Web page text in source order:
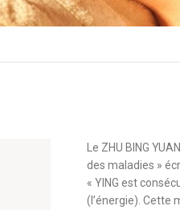
Le ZHU BING
des maladies »
« YING est
(l’énergie). Cette